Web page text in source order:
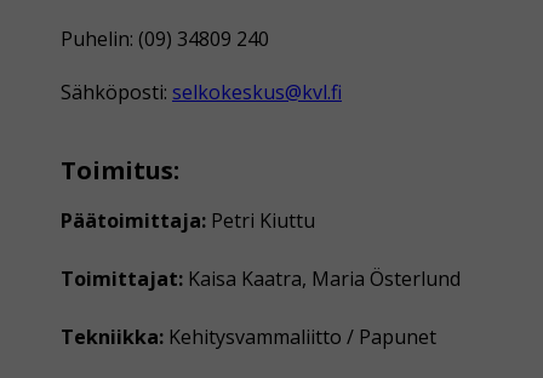
Puhelin: (09) 34809 240
Sähköposti: selkokeskus@kvl.fi
Toimitus:
Päätoimittaja: Petri Kiuttu
Toimittajat: Kaisa Kaatra, Maria Österlund
Tekniikka: Kehitysvammaliitto / Papunet